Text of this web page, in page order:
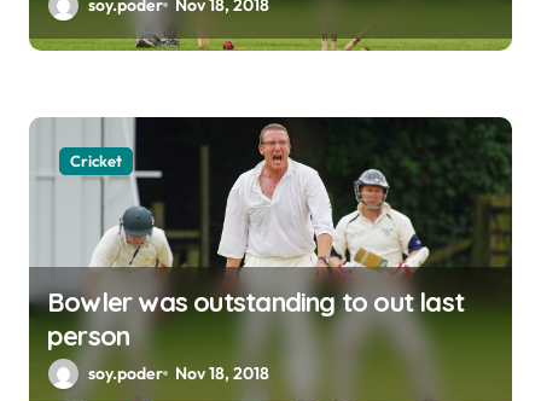
d
s
soy.poder Nov 18, 2018
Cricket
Bowler was outstanding to out last
person
soy.poder Nov 18, 2018